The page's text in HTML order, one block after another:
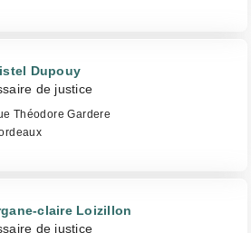
Dupouy
de justice
Théodore Gardere
claire Loizillon
de justice